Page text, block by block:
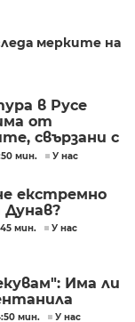
мерките на
в Русе
от
свързани с
за
мин. У нас
екстремно
Дунав?
мин. У нас
Има ли
мин. У нас